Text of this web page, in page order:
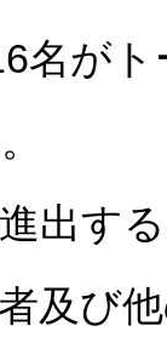
名が
出す
及び